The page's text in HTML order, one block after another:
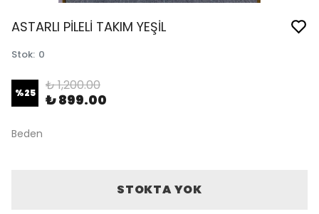
ASTARLI PİLELİ TAKIM YEŞİL
Stok: 0
%25 ₺ 1,200.00
₺ 899.00
Beden
STOKTA YOK